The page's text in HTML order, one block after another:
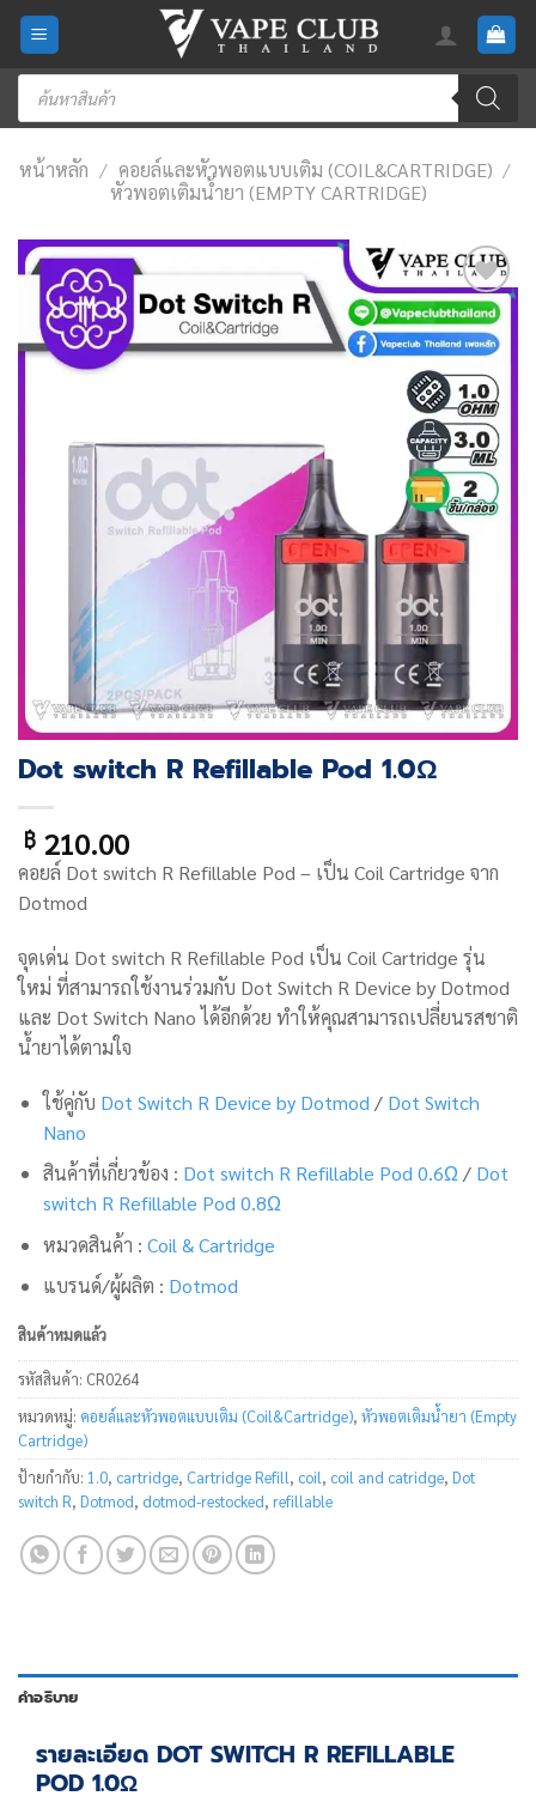
Skip
content
Products
search
หน้าหลัก / คอยล์และหัวพอตแบบเติม (COIL&CARTRIDGE) /
หัวพอตเติมน้ำยา (EMPTY CARTRIDGE)
Add
to
wishlist
Dot switch R Refillable Pod 1.0Ω
฿210.00
คอยล์ Dot switch R Refillable Pod – เป็น Coil Cartridge จาก
Dotmod
จุดเด่น Dot switch R Refillable Pod เป็น Coil Cartridge รุ่น
ใหม่ ที่สามารถใช้งานร่วมกับ Dot Switch R Device by Dotmod
และ Dot Switch Nano ได้อีกด้วย ทำให้คุณสามารถเปลี่ยนรสชาติ
น้ำยาได้ตามใจ
ใช้คู่กับ Dot Switch R Device by Dotmod / Dot Switch
Nano
สินค้าที่เกี่ยวข้อง : Dot switch R Refillable Pod 0.6Ω / Dot
switch R Refillable Pod 0.8Ω
หมวดสินค้า : Coil & Cartridge
แบรนด์/ผู้ผลิต : Dotmod
สินค้าหมดแล้ว
รหัสสินค้า: CR0264
หมวดหมู่: คอยล์และหัวพอตแบบเติม (Coil&Cartridge), หัวพอตเติมน้ำยา (Empty
Cartridge)
ป้ายกำกับ: 1.0, cartridge, Cartridge Refill, coil, coil and catridge, Dot
switch R, Dotmod, dotmod-restocked, refillable
คำอธิบาย
รายละเอียด DOT SWITCH R REFILLABLE
POD 1.0Ω